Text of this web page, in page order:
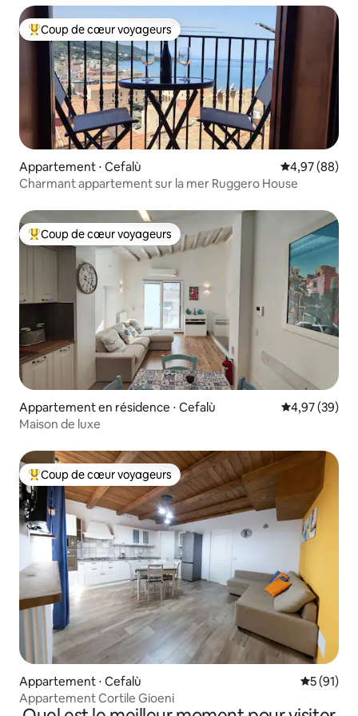
Coups de cœur voyageurs les plus appréciés
Coup de cœur voyageurs
Appartement ⋅ Cefalù Évaluation
4,97 (88)
Charmant appartement sur la mer Ruggero House
Coups de cœur voyageurs les plus appréciés
Coup de cœur voyageurs
Appartement en résidence ⋅ Cefalù Évaluation
4,97 (39)
Maison de luxe
Coups de cœur voyageurs les plus appréciés
Coup de cœur voyageurs
Appartement ⋅ Cefalù
5 (91)
Appartement Cortile Gioeni